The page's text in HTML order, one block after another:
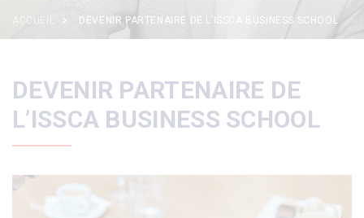
ACCUEIL DEVENIR PARTENAIRE DE L’ISSCA BUSINESS SCHOOL
DEVENIR PARTENAIRE DE
L’ISSCA BUSINESS SCHOOL